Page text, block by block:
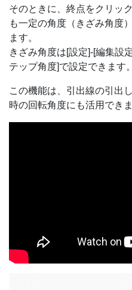
そのときに、終点をクリッ
も一定の角度（きざみ角度
ます。
きざみ角度は[設定]-[編集設
テップ角度]で設定できます。
この機能は、引出線の引出
時の回転角度にも活用できま